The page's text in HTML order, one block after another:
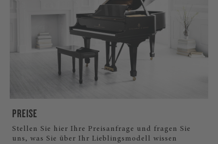
PREISE
Stellen Sie hier Ihre Preisanfrage und fragen Sie
uns, was Sie über Ihr Lieblingsmodell wissen